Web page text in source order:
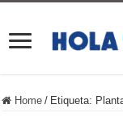
Home / Etiqueta: